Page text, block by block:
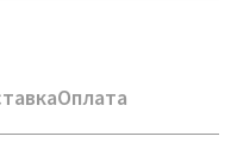
Оплата